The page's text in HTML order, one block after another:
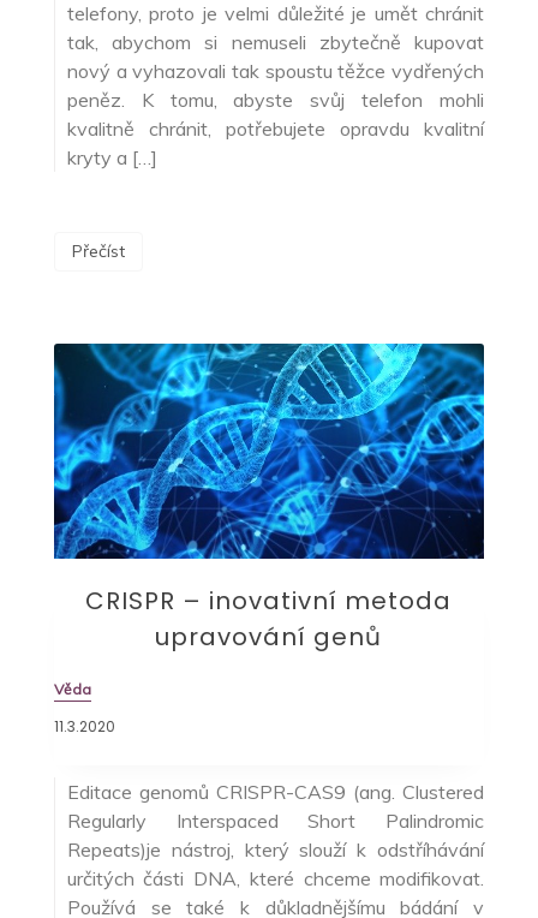
telefony, proto je velmi důležité je umět chránit
tak, abychom si nemuseli zbytečně kupovat
nový a vyhazovali tak spoustu těžce vydřených
peněz. K tomu, abyste svůj telefon mohli
kvalitně chránit, potřebujete opravdu kvalitní
kryty a […]
Přečíst
CRISPR – inovativní metoda
upravování genů
Věda
11.3.2020
Editace genomů CRISPR-CAS9 (ang. Clustered
Regularly Interspaced Short Palindromic
Repeats)je nástroj, který slouží k odstříhávání
určitých části DNA, které chceme modifikovat.
Používá se také k důkladnějšímu bádání v